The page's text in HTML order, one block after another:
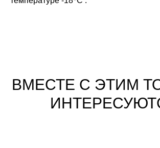
ВМЕСТЕ С ЭТИМ